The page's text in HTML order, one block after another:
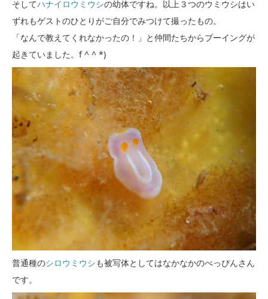
そしてハナイロウミウシの幼体ですね。以上３つのウミウシはい
ずれもゲストのひとりがご自分でみつけて撮ったもの。
「なんで教えてくれなかったの！」と仲間たちからブーイングが
起きていました。f ^ ^ *)
普通種のシロウミウシも被写体としてはなかなかのべっぴんさん
です。